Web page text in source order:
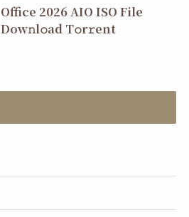
Office 2026 AIO ISO File
Dоw𝚗l𝚘ad T𝚘r𝚛ent